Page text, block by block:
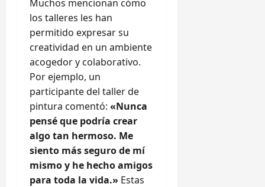
Muchos mencionan cómo
los talleres les han
permitido expresar su
creatividad en un ambiente
acogedor y colaborativo.
Por ejemplo, un
participante del taller de
pintura comentó: «Nunca
pensé que podría crear
algo tan hermoso. Me
siento más seguro de mí
mismo y he hecho amigos
para toda la vida.» Estas